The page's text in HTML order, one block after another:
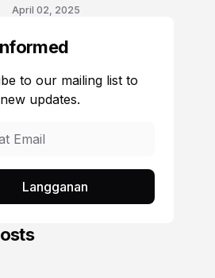
April 02, 2025
to our mailing list to
updates.
Langganan